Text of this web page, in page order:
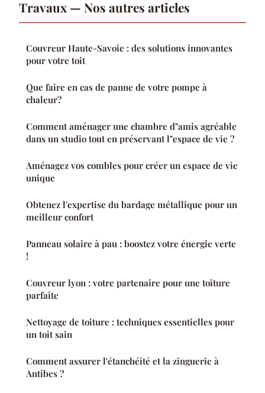
Travaux — Nos autres articles
Couvreur Haute-Savoie : des solutions innovantes
pour votre toit
Que faire en cas de panne de votre pompe à
chaleur?
Comment aménager une chambre d"amis agréable
dans un studio tout en préservant l"espace de vie ?
Aménagez vos combles pour créer un espace de vie
unique
Obtenez l'expertise du bardage métallique pour un
meilleur confort
Panneau solaire à pau : boostez votre énergie verte
!
Couvreur lyon : votre partenaire pour une toiture
parfaite
Nettoyage de toiture : techniques essentielles pour
un toit sain
Comment assurer l'étanchéité et la zinguerie à
Antibes ?